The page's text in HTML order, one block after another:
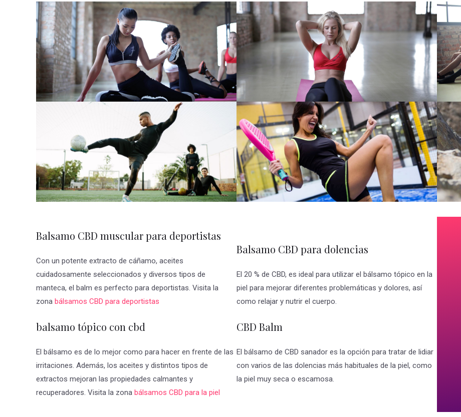
Balsamo CBD muscular para deportistas
Con un potente extracto de cáñamo, aceites
cuidadosamente seleccionados y diversos tipos de
manteca, el balm es perfecto para deportistas. Visita la
zona bálsamos CBD para deportistas
balsamo tópico con cbd
El bálsamo es de lo mejor como para hacer en frente de las
irritaciones. Además, los aceites y distintos tipos de
extractos mejoran las propiedades calmantes y
recuperadores. Visita la zona bálsamos CBD para la piel
Balsamo CBD para dolencias
El 20 % de CBD, es ideal para utilizar el bálsamo tópico en la
piel para mejorar diferentes problemáticas y dolores, así
como relajar y nutrir el cuerpo.
CBD Balm
El bálsamo de CBD sanador es la opción para tratar de lidiar
con varios de las dolencias más habituales de la piel, como
la piel muy seca o escamosa.